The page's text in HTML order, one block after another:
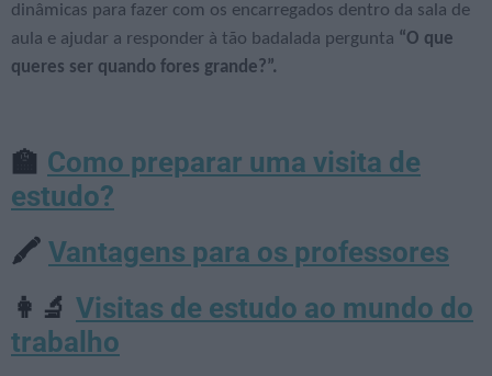
dinâmicas para fazer com os encarregados dentro da sala de
aula e ajudar a responder à tão badalada pergunta “O que
queres ser quando fores grande?”.
🏫 Como preparar uma visita de
estudo?
🖍️ Vantagens para os professores
👩‍🔬 Visitas de estudo ao mundo do
trabalho